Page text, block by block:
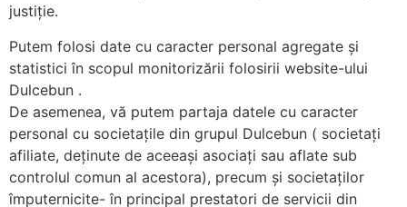
justiție.
Putem folosi date cu caracter personal agregate și
statistici în scopul monitorizării folosirii website-ului
Dulcebun .
De asemenea, vă putem partaja datele cu caracter
personal cu societațile din grupul Dulcebun ( societați
afiliate, deținute de aceeași asociați sau aflate sub
controlul comun al acestora), precum și societaților
împuternicite- în principal prestatori de servicii din